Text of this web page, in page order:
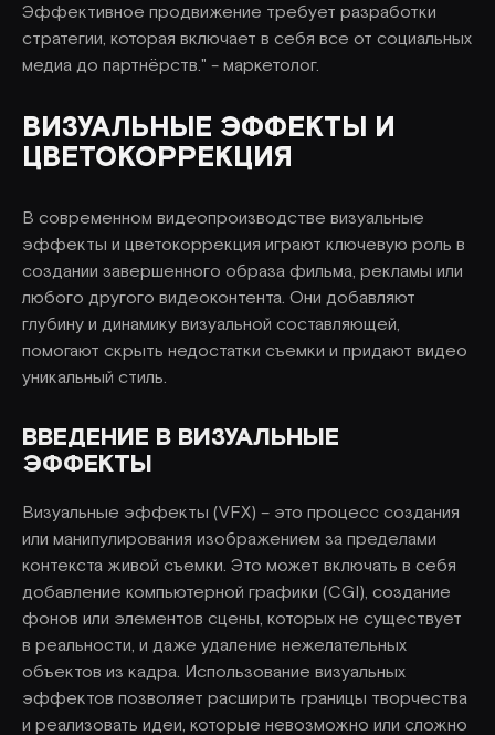
Эффективное продвижение требует разработки
стратегии, которая включает в себя все от социальных
медиа до партнёрств." - маркетолог.
ВИЗУАЛЬНЫЕ ЭФФЕКТЫ И
ЦВЕТОКОРРЕКЦИЯ
В современном видеопроизводстве визуальные
эффекты и цветокоррекция играют ключевую роль в
создании завершенного образа фильма, рекламы или
любого другого видеоконтента. Они добавляют
глубину и динамику визуальной составляющей,
помогают скрыть недостатки съемки и придают видео
уникальный стиль.
ВВЕДЕНИЕ В ВИЗУАЛЬНЫЕ
ЭФФЕКТЫ
Визуальные эффекты (VFX) – это процесс создания
или манипулирования изображением за пределами
контекста живой съемки. Это может включать в себя
добавление компьютерной графики (CGI), создание
фонов или элементов сцены, которых не существует
в реальности, и даже удаление нежелательных
объектов из кадра. Использование визуальных
эффектов позволяет расширить границы творчества
и реализовать идеи, которые невозможно или сложно